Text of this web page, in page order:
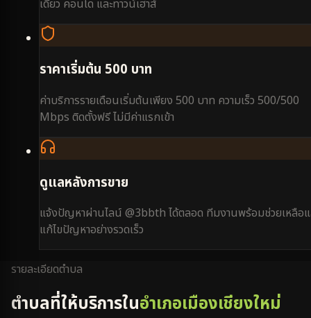
เดี่ยว คอนโด และทาวน์เฮาส์
ราคาเริ่มต้น 500 บาท
ค่าบริการรายเดือนเริ่มต้นเพียง 500 บาท ความเร็ว 500/500
Mbps ติดตั้งฟรี ไม่มีค่าแรกเข้า
ดูแลหลังการขาย
แจ้งปัญหาผ่านไลน์ @3bbth ได้ตลอด ทีมงานพร้อมช่วยเหลือแ
แก้ไขปัญหาอย่างรวดเร็ว
รายละเอียดตำบล
ตำบลที่ให้บริการในอำเภอเมืองเชียงใหม่